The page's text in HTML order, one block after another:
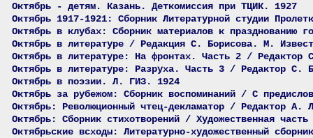
Октябрь - детям. Казань. Деткомиссия при ТЦИК. 1927
Октябрь 1917-1921: Сборник Литературной студии
Октябрь в клубах: Сборник материалов к празднованию
Октябрь в литературе / Редакция С. Борисова. М.
Октябрь в литературе: На фронтах. Часть 2 /
Октябрь в литературе: Разруха. Часть 3 / Редактор С.
Октябрь в поэзии. Л. ГИЗ. 1924
Октябрь за рубежом: Сборник воспоминаний / С
Октябрь: Революционный чтец-декламатор / Редактор А.
Октябрь: Сборник стихотворений / Художественная
Октябрьские всходы: Литературно-художественный